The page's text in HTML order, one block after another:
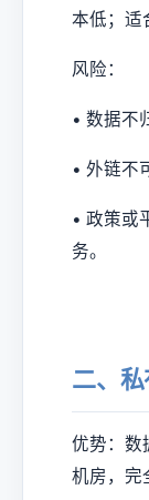
本低；适
风险：
• 数据不
• 外链不
• 政策或
务。
二、
优势：数
机房，完